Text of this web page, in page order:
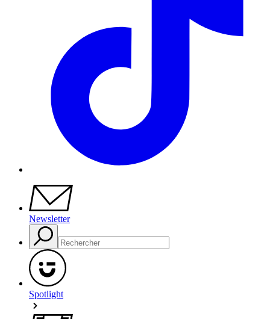
Newsletter
Spotlight